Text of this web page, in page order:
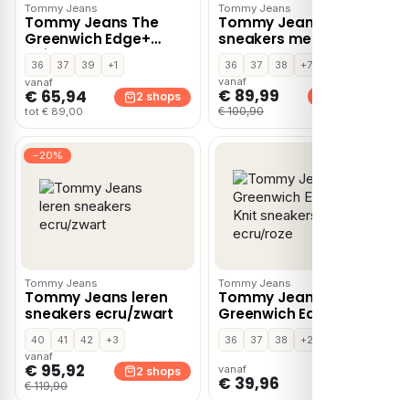
Tommy Jeans
Tommy Jeans The
Greenwich Edge+
suède sneakers
donkerblauw
36 37 39
+1
vanaf
€ 65,94
tot € 89,00
2 shops
Tommy Jeans
Tommy Jeans leren
sneakers met logo wit
36 37 38
+7
vanaf
€ 89,99
€ 100,90
−20%
Tommy Jeans
Tommy Jeans leren
sneakers ecru/zwart
40 41 42
+3
vanaf
€ 95,92
€ 119,90
2 shops
Tommy Jeans
Tommy Jeans The
Greenwich EdgeE Knit
sneakers ecru/roze
36 37 38 +2
vanaf
€ 39,96